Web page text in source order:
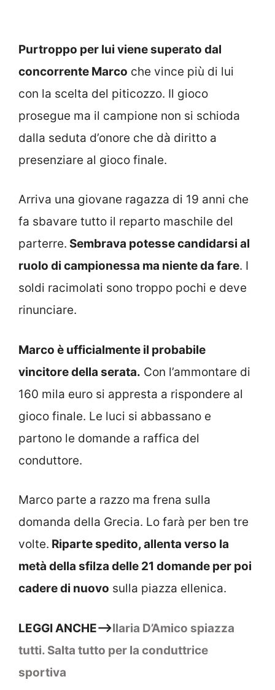
Purtroppo per lui viene superato dal
concorrente Marco che vince più di lui
con la scelta del piticozzo. Il gioco
prosegue ma il campione non si schioda
dalla seduta d’onore che dà diritto a
presenziare al gioco finale.
Arriva una giovane ragazza di 19 anni che
fa sbavare tutto il reparto maschile del
parterre. Sembrava potesse candidarsi al
ruolo di campionessa ma niente da fare. I
soldi racimolati sono troppo pochi e deve
rinunciare.
Marco è ufficialmente il probabile
vincitore della serata. Con l’ammontare di
160 mila euro si appresta a rispondere al
gioco finale. Le luci si abbassano e
partono le domande a raffica del
conduttore.
Marco parte a razzo ma frena sulla
domanda della Grecia. Lo farà per ben tre
volte. Riparte spedito, allenta verso la
metà della sfilza delle 21 domande per poi
cadere di nuovo sulla piazza ellenica.
LEGGI ANCHE–>Ilaria D’Amico spiazza
tutti. Salta tutto per la conduttrice
sportiva